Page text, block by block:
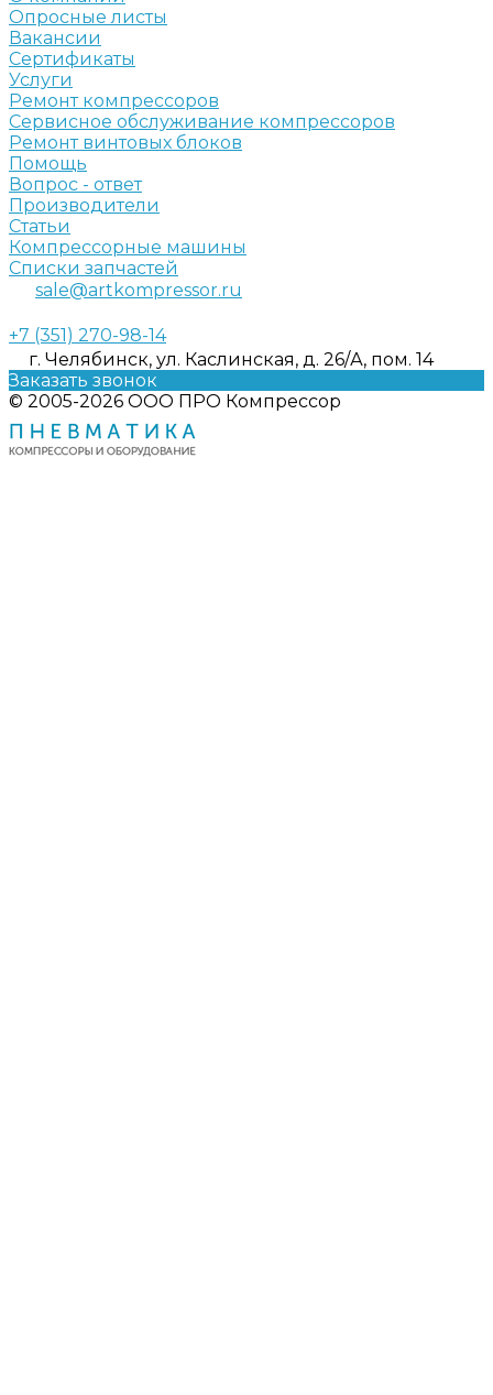
Опросные листы
Вакансии
Сертификаты
Услуги
Ремонт компрессоров
Сервисное обслуживание компрессоров
Ремонт винтовых блоков
Помощь
Вопрос - ответ
Производители
Статьи
Компрессорные машины
Списки запчастей
sale@artkompressor.ru
+7 (351) 270-98-14
г. Челябинск, ул. Каслинская, д. 26/А, пом. 14
Заказать звонок
© 2005-2026 ООО ПРО Компрессор